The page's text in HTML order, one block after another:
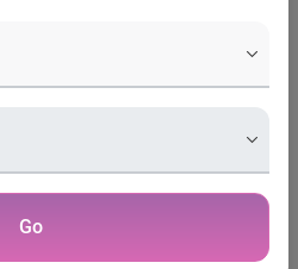
Go
plus defraudes liées aux
peinent àdétecter ces
les conséquences alors
réactif puisqu’il existe une